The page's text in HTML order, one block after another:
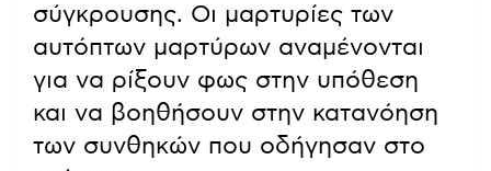
σύγκρουσης. Οι μαρτυρίες των
αυτόπτων μαρτύρων αναμένονται
για να ρίξουν φως στην υπόθεση
και να βοηθήσουν στην κατανόηση
των συνθηκών που οδήγησαν στο